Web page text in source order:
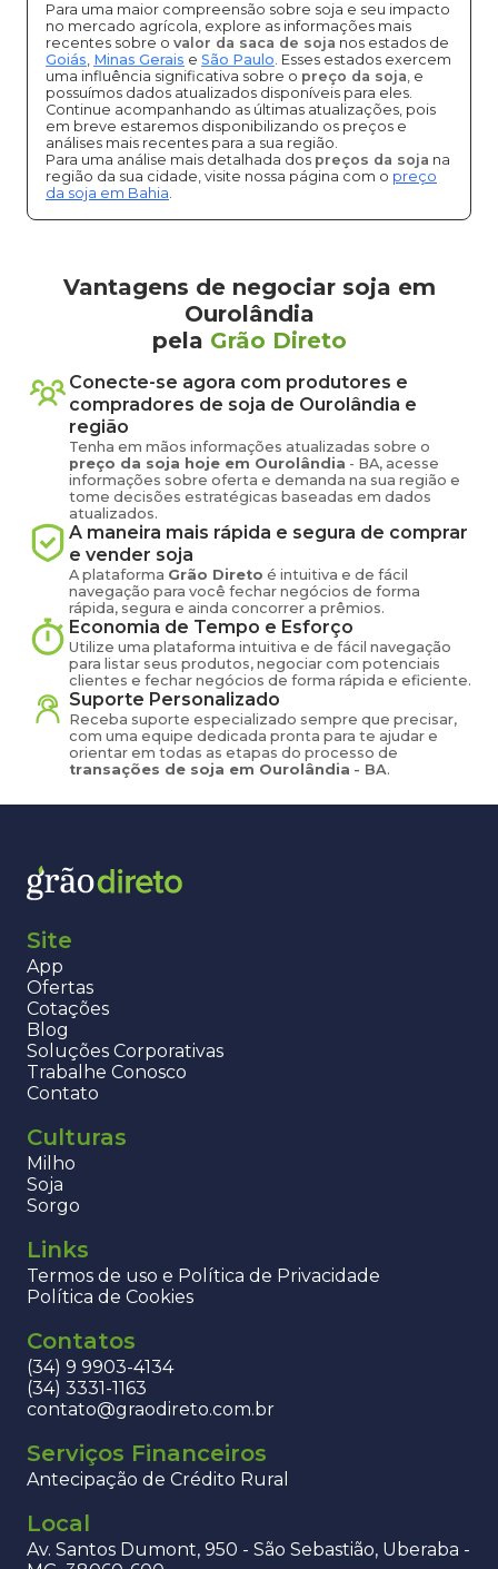
Para uma maior compreensão sobre soja e seu impacto
no mercado agrícola, explore as informações mais
recentes sobre o valor da saca de soja nos estados de
Goiás, Minas Gerais e São Paulo. Esses estados exercem
uma influência significativa sobre o preço da soja, e
possuímos dados atualizados disponíveis para eles.
Continue acompanhando as últimas atualizações, pois
em breve estaremos disponibilizando os preços e
análises mais recentes para a sua região.
Para uma análise mais detalhada dos preços da soja na
região da sua cidade, visite nossa página com o preço
da soja em Bahia.
Vantagens de negociar soja em
Ourolândia
pela Grão Direto
Conecte-se agora com produtores e
compradores de soja de Ourolândia e
região
Tenha em mãos informações atualizadas sobre o
preço da soja hoje em Ourolândia - BA, acesse
informações sobre oferta e demanda na sua região e
tome decisões estratégicas baseadas em dados
atualizados.
A maneira mais rápida e segura de comprar
e vender soja
A plataforma Grão Direto é intuitiva e de fácil
navegação para você fechar negócios de forma
rápida, segura e ainda concorrer a prêmios.
Economia de Tempo e Esforço
Utilize uma plataforma intuitiva e de fácil navegação
para listar seus produtos, negociar com potenciais
clientes e fechar negócios de forma rápida e eficiente.
Suporte Personalizado
Receba suporte especializado sempre que precisar,
com uma equipe dedicada pronta para te ajudar e
orientar em todas as etapas do processo de
transações de soja em Ourolândia - BA.
Site
App
Ofertas
Cotações
Blog
Soluções Corporativas
Trabalhe Conosco
Contato
Culturas
Milho
Soja
Sorgo
Links
Termos de uso e Política de Privacidade
Política de Cookies
Contatos
(34) 9 9903-4134
(34) 3331-1163
contato@graodireto.com.br
Serviços Financeiros
Antecipação de Crédito Rural
Local
Av. Santos Dumont, 950 - São Sebastião, Uberaba -